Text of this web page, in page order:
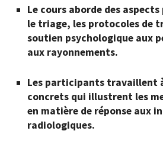
Le cours aborde des
le triage, les protocoles de
soutien psychologique aux
aux rayonnements.
Les participants travaillent
concrets qui illustrent les
en matière de réponse aux
radiologiques.